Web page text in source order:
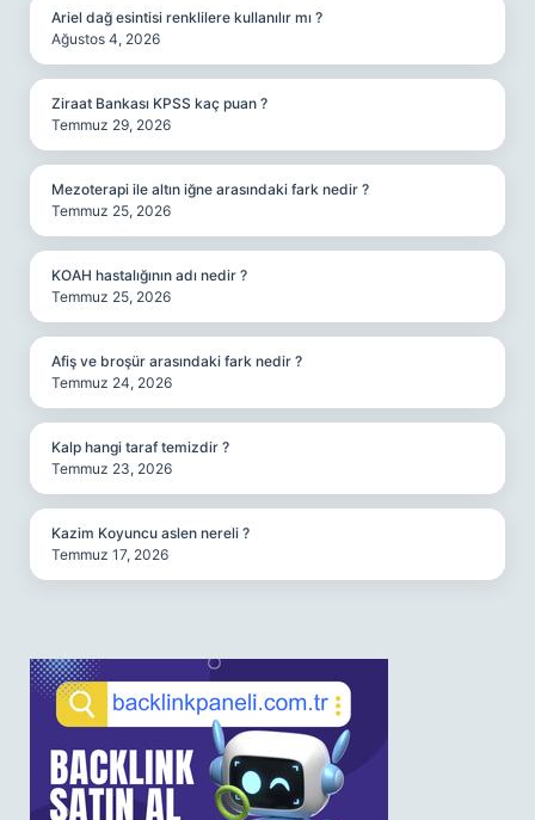
Ariel dağ esintisi renklilere kullanılır mı ?
Ağustos 4, 2026
Ziraat Bankası KPSS kaç puan ?
Temmuz 29, 2026
Mezoterapi ile altın iğne arasındaki fark nedir ?
Temmuz 25, 2026
KOAH hastalığının adı nedir ?
Temmuz 25, 2026
Afiş ve broşür arasındaki fark nedir ?
Temmuz 24, 2026
Kalp hangi taraf temizdir ?
Temmuz 23, 2026
Kazim Koyuncu aslen nereli ?
Temmuz 17, 2026